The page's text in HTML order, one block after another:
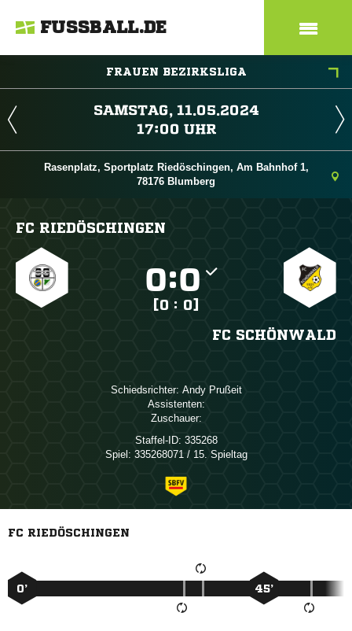
FUSSBALL.DE
FRAUEN BEZIRKSLIGA
 
 
Rasenplatz, Sportplatz Riedöschingen, Am Bahnhof 1,
78176 Blumberg
FC RIEDÖSCHINGEN
:
[0 : 0]
FC SCHÖNWALD
Schiedsrichter:  
Assistenten:
Zuschauer:
Staffel-ID: 335268
Spiel: 335268071 / 15. Spieltag
FC RIEDÖSCHINGEN
0’ 45’